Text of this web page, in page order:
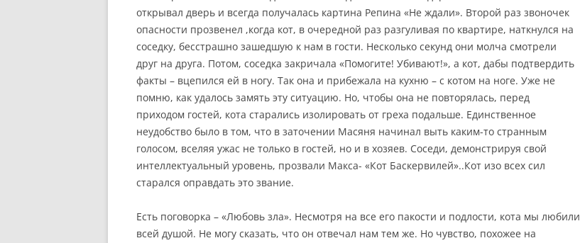
открывал дверь и всегда получалась картина Репина «Не ждали». Второй раз звоночек
опасности прозвенел ,когда кот, в очередной раз разгуливая по квартире, наткнулся на
соседку, бесстрашно зашедшую к нам в гости. Несколько секунд они молча смотрели
друг на друга. Потом, соседка закричала «Помогите! Убивают!», а кот, дабы подтвердить
факты – вцепился ей в ногу. Так она и прибежала на кухню – с котом на ноге. Уже не
помню, как удалось замять эту ситуацию. Но, чтобы она не повторялась, перед
приходом гостей, кота старались изолировать от греха подальше. Единственное
неудобство было в том, что в заточении Масяня начинал выть каким-то странным
голосом, вселяя ужас не только в гостей, но и в хозяев. Соседи, демонстрируя свой
интеллектуальный уровень, прозвали Макса- «Кот Баскервилей»..Кот изо всех сил
старался оправдать это звание.
Есть поговорка – «Любовь зла». Несмотря на все его пакости и подлости, кота мы любили
всей душой. Не могу сказать, что он отвечал нам тем же. Но чувство, похожее на